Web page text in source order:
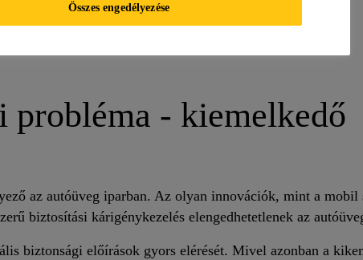
probléma - kiemelkedő
az autóüveg iparban. Az olyan innovációk, mint a mobil
biztosítási kárigénykezelés elengedhetetlenek az
biztonsági előírások gyors elérését. Mivel azonban a
Összes engedélyezése